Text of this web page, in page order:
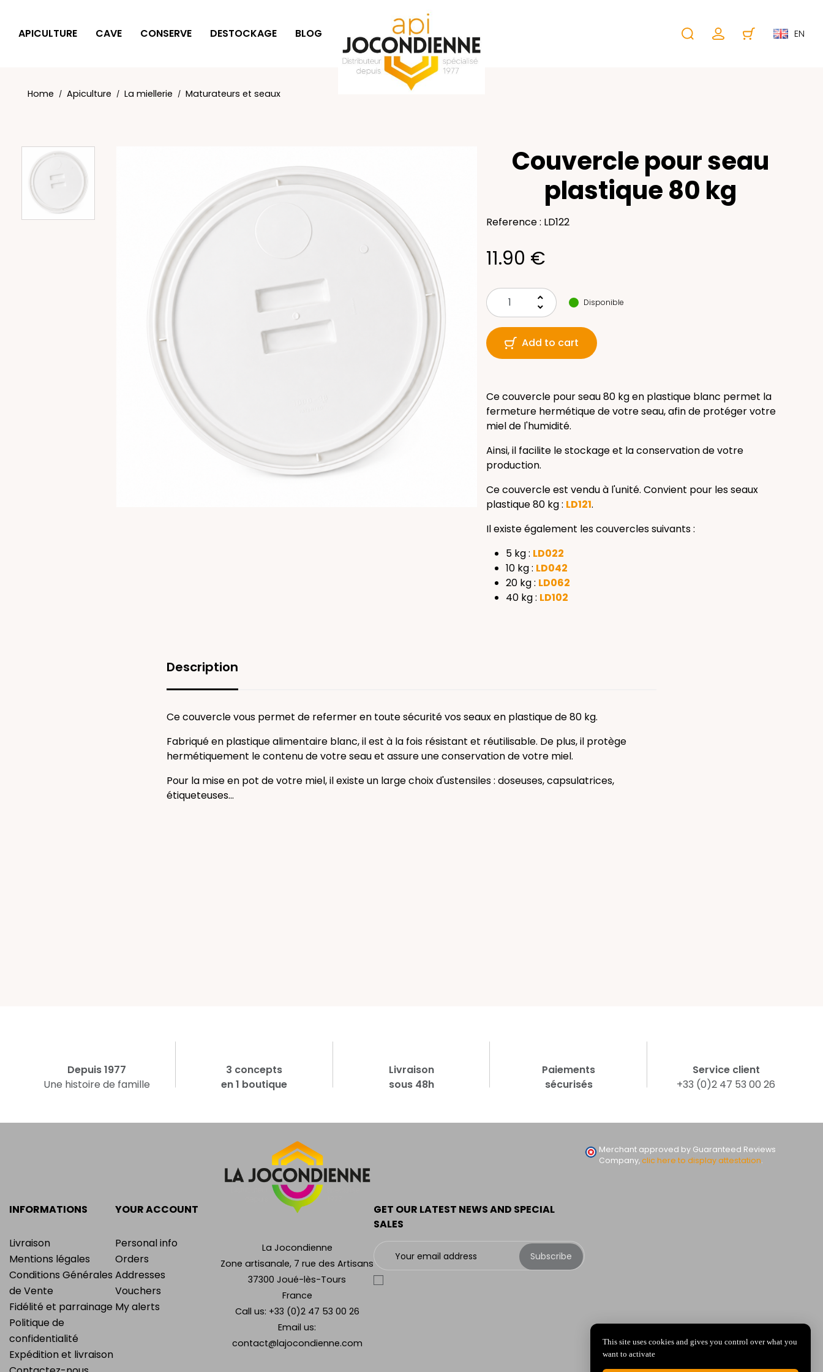
APICULTURE CAVE CONSERVE DESTOCKAGE BLOG IDÉES CADEAUX EN
Home Apiculture La miellerie Maturateurs et seaux
Couvercle pour seau
plastique 80 kg
Reference : LD122
11.90 €
keyboard_arrow_up
keyboard_arrow_down
Disponible
Add to cart
Ce couvercle pour seau 80 kg en plastique blanc permet la
fermeture hermétique de votre seau, afin de protéger votre
miel de l'humidité.
Ainsi, il facilite le stockage et la conservation de votre
production.
Ce couvercle est vendu à l'unité. Convient pour les seaux
plastique 80 kg : LD121.
Il existe également les couvercles suivants :
5 kg : LD022
10 kg : LD042
20 kg : LD062
40 kg : LD102
Description
Ce couvercle vous permet de refermer en toute sécurité vos seaux en plastique de 80 kg.
Fabriqué en plastique alimentaire blanc, il est à la fois résistant et réutilisable. De plus, il protège
hermétiquement le contenu de votre seau et assure une conservation de votre miel.
Pour la mise en pot de votre miel, il existe un large choix d'ustensiles : doseuses, capsulatrices,
étiqueteuses...
Depuis 1977
Une histoire de famille
3 concepts
en 1 boutique
Livraison
sous 48h
Paiements
sécurisés
Service client
+33 (0)2 47 53 00 26
INFORMATIONS
Livraison
Mentions légales
Conditions Générales
de Vente
Fidélité et parrainage
Politique de
confidentialité
Expédition et livraison
YOUR ACCOUNT
Personal info
Orders
Addresses
Vouchers
My alerts
La Jocondienne
Zone artisanale, 7 rue des Artisans
37300 Joué-lès-Tours
France
Call us: +33 (0)2 47 53 00 26
Email us:
contact@lajocondienne.com
GET OUR LATEST NEWS AND SPECIAL
SALES
Subscribe
Merchant approved by Guaranteed Reviews
Company,clic here to display attestation.
This site uses cookies and gives you control over what you
want to activate